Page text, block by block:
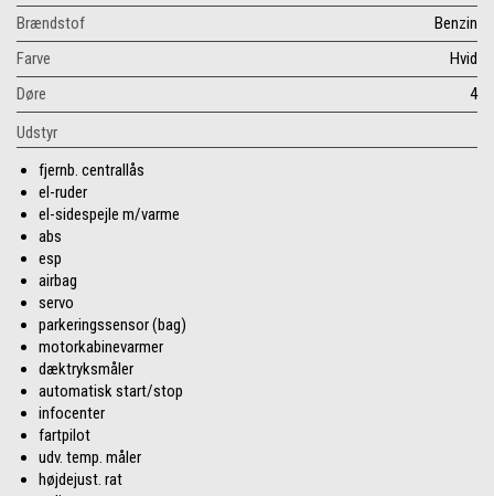
Brændstof
Benzin
Farve
Hvid
Døre
4
Udstyr
fjernb. centrallås
el-ruder
el-sidespejle m/varme
abs
esp
airbag
servo
parkeringssensor (bag)
motorkabinevarmer
dæktryksmåler
automatisk start/stop
infocenter
fartpilot
udv. temp. måler
højdejust. rat